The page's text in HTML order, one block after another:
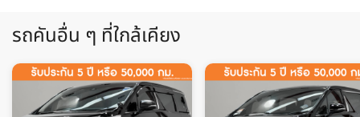
รถคันอื่น ๆ ที่ใกล้เคียง